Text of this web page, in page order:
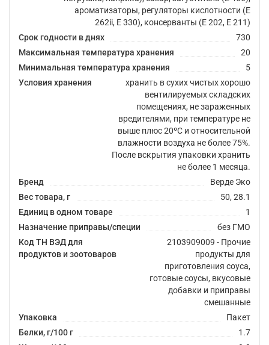
ароматизаторы, регуляторы кислотности (Е
262ii, Е 330), консерванты (Е 202, Е 211)
Срок годности в днях
730
Максимальная температура хранения
20
Минимальная температура хранения
5
Условия хранения
хранить в сухих чистых хорошо
вентилируемых складских
помещениях, не зараженных
вредителями, при температуре не
выше плюс 20ºС и относительной
влажности воздуха не более 75%.
После вскрытия упаковки хранить
не более 1 месяца.
Бренд
Верде Эко
Вес товара, г
50, 28.1
Единиц в одном товаре
1
Назначение приправы/специи
без ГМО
Код ТН ВЭД для
продуктов и зоотоваров
2103909009 - Прочие
продукты для
приготовления соуса,
готовые соусы, вкусовые
добавки и приправы
смешанные
Упаковка
Пакет
Белки, г/100 г
1.7